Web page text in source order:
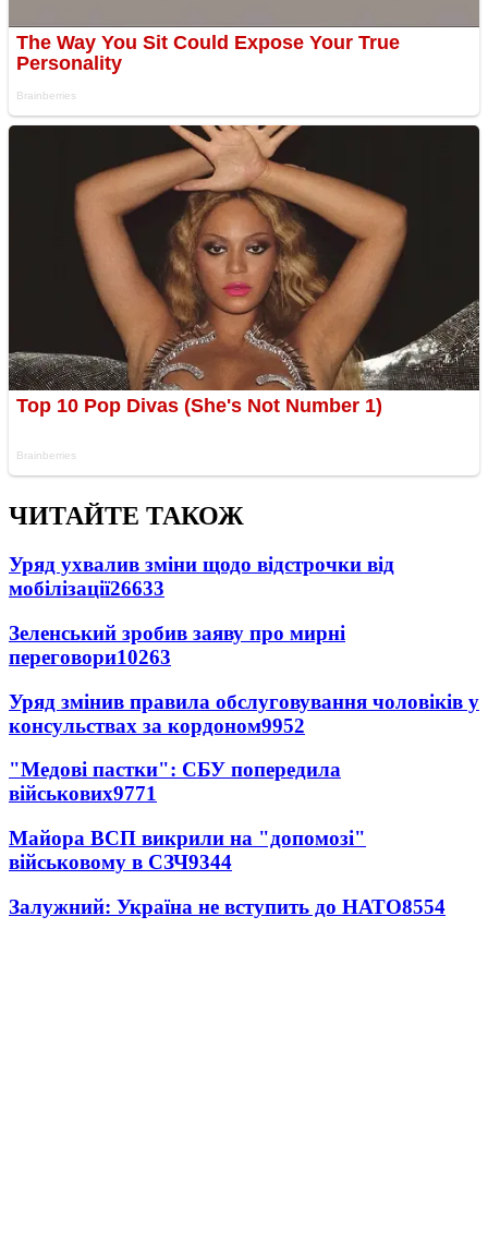
ЧИТАЙТЕ ТАКОЖ
Уряд ухвалив зміни щодо відстрочки від
мобілізації26633
Зеленський зробив заяву про мирні
переговори10263
Уряд змінив правила обслуговування чоловіків у
консульствах за кордоном9952
"Медові пастки": СБУ попередила
військових9771
Майора ВСП викрили на "допомозі"
військовому в СЗЧ9344
Залужний: Україна не вступить до НАТО8554